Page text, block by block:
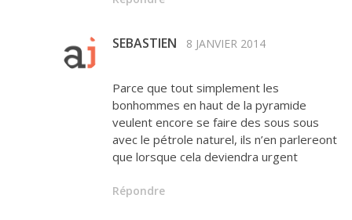
SEBASTIEN 8 JANVIER 2014
Parce que tout simplement les
bonhommes en haut de la pyramide
veulent encore se faire des sous sous
avec le pétrole naturel, ils n’en parlereont
que lorsque cela deviendra urgent
Répondre